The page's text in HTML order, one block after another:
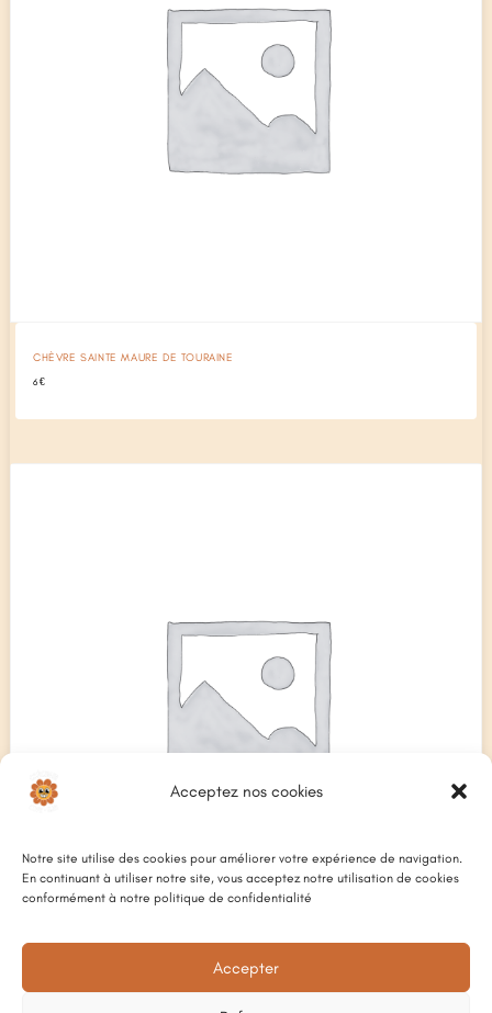
Acceptez nos cookies
Notre site utilise des cookies pour améliorer votre expérience de navigation.
En continuant à utiliser notre site, vous acceptez notre utilisation de cookies
conformément à notre politique de confidentialité
Accepter
CHÈVRE SAINTE MAURE DE TOURAINE
6 €
TERRINE DE CAMPAGNE À LA FIGUE
8€